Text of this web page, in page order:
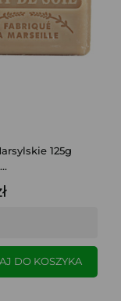
125g
DO KOSZYKA